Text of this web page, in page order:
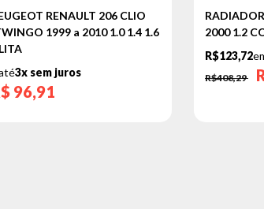
RENAULT 206 CLIO
1999 a 2010 1.0 1.4 1.6
3x sem juros
96,91
2000 1.2
R$123,72
R$408,29